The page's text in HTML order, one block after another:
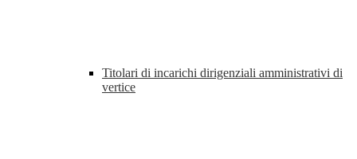
Titolari di incarichi dirigenziali amministrativi di
vertice